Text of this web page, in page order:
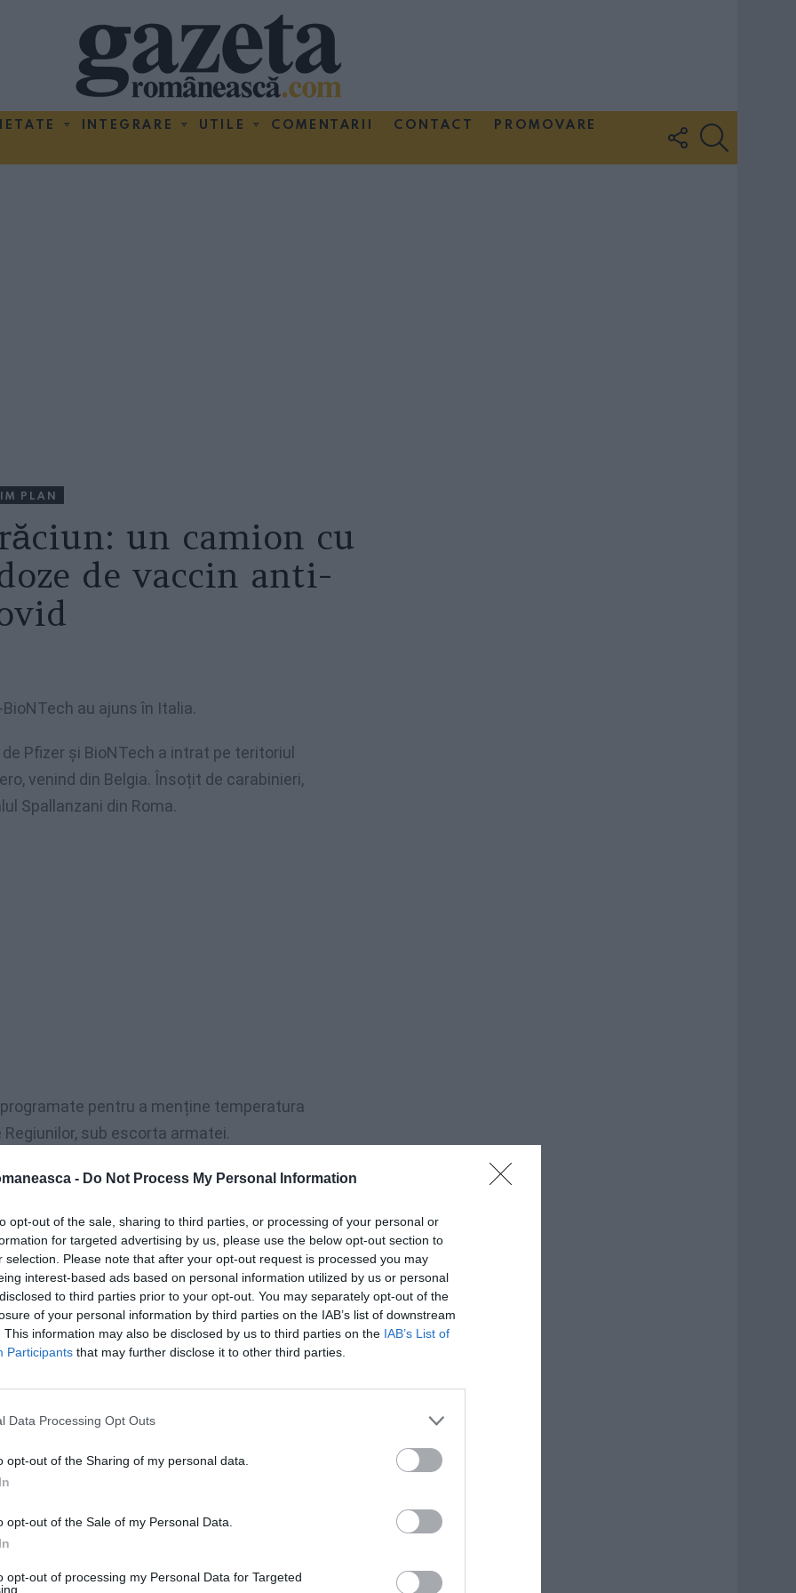
- Do Not Process My Personal Information
opt-out of the sale, sharing to third parties, or processing of your personal or
for targeted advertising by us, please use the below opt-out section to
selection. Please note that after your opt-out request is processed you may
interest-based ads based on personal information utilized by us or personal
to third parties prior to your opt-out. You may separately opt-out of the
of your personal information by third parties on the IAB’s list of downstream
This information may also be disclosed by us to third parties on the IAB’s List of
Participants that may further disclose it to other third parties.
Data Processing Opt Outs
opt-out of the Sharing of my personal data.
opt-out of the Sale of my Personal Data.
opt-out of processing my Personal Data for Targeted
INTEGRARE UTILE COMENTARII CONTACT
PROMOVARE
FOLLOW
US
PLAN
un camion cu
de vaccin anti-
au ajuns în Italia.
Pfizer și BioNTech a intrat pe teritoriul
venind din Belgia. Însoțit de carabinieri,
Spallanzani din Roma.
pentru a menține temperatura
sub escorta armatei.
de Spallanzani la portul militar Pratica di
îndepărtate destinații. Celelalte loturi
pe uscat, însoțite de 60 de vehicule și
ca și în restul Uniunii Europene. Va
lucrători din sănătate care au făcut
puțin 300.000 de doze pe săptămână. Pe
de doze.
pentru Medicamente – ar trebui să
Moderna, care ar trebui să livreze în
de la care Italia se așteaptă la